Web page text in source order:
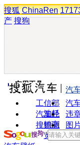
搜狐 ChinaRen
产 搜狗
实用工具
工信部
油耗
汽
汽车经
销商
违
搜狗浏
览器
图
汽